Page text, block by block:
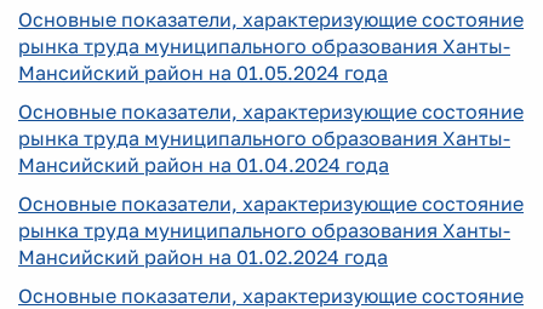
Основные показатели, характеризующие состояние
рынка труда муниципального образования Ханты-
Мансийский район на 01.05.2024 года
Основные показатели, характеризующие состояние
рынка труда муниципального образования Ханты-
Мансийский район на 01.04.2024 года
Основные показатели, характеризующие состояние
рынка труда муниципального образования Ханты-
Мансийский район на 01.02.2024 года
Основные показатели, характеризующие состояние